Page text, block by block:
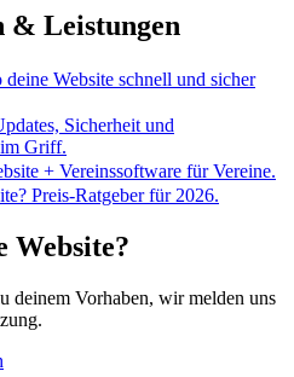
& Leistungen
deine Website schnell und sicher
Sicherheit und
Griff.
+ Vereinssoftware für Vereine.
Preis-Ratgeber für 2026.
Website?
deinem Vorhaben, wir melden uns